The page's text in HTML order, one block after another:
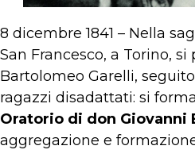
8 dicembre 1841 – Nella
San Francesco, a Torino, si
Bartolomeo Garelli,
ragazzi disadattati: si
Oratorio di don Giovanni
aggregazione e